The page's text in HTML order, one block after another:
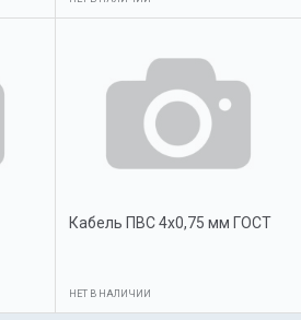
Кабель ПВС 4х0,75 мм ГОСТ
НЕТ В НАЛИЧИИ